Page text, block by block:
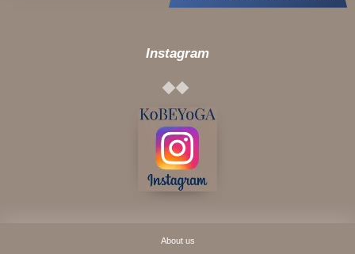
Instagram
About us